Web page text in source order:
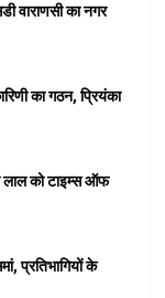
वाराणसी का नगर
का गठन, प्रियंका
लाल को टाइम्स ऑफ
प्रतिभागियों के